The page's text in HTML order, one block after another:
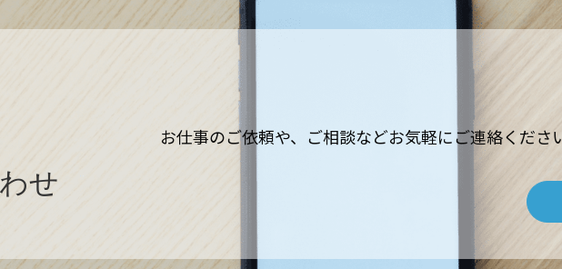
せ
お仕事のご依頼や、ご相談などお気軽にご連絡くださ